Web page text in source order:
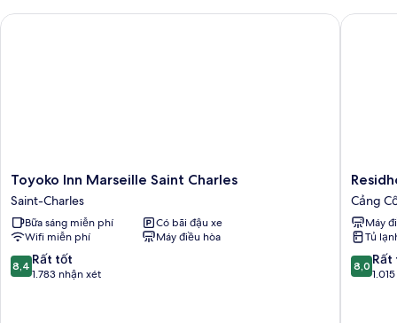
Toyoko
Inn
Marseille
Saint
Charles
Saint-
Charles
Toyoko Inn Marseille Saint Charles
Saint-Charles
Bữa sáng miễn phí
Có bãi đậu xe
Wifi miễn phí
Máy điều hòa
8.4
trên
8,4 Rất tốt
1.783 nhận xét
Toyoko Inn Marseille Saint Charles
Vieux
Port
Cảng
Cổ
Cảng
Máy
Tủ
8.0
trên
8,0 Rất